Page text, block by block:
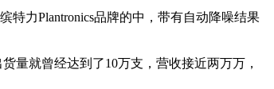
力Plantronics品牌的中，带有自动降噪结果
量就曾经达到了10万支，营收接近两万万，